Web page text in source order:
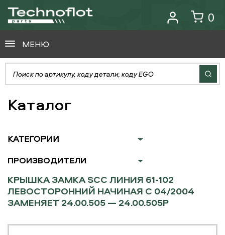
0
МЕНЮ
Каталог
КАТЕГОРИИ
ПРОИЗВОДИТЕЛИ
КРЫШКА ЗАМКА SCC ЛИНИЯ 61-102
ЛЕВОСТОРОННИЙ НАЧИНАЯ С 04/2004
ЗАМЕНЯЕТ 24.00.505 — 24.00.505P